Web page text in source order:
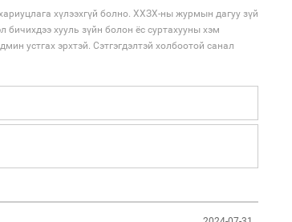
хүлээхгүй болно. ХХЗХ-ны журмын дагуу зүй
бичихдээ хууль зүйн болон ёс суртахууны хэм
устгах эрхтэй. Сэтгэгдэлтэй холбоотой санал